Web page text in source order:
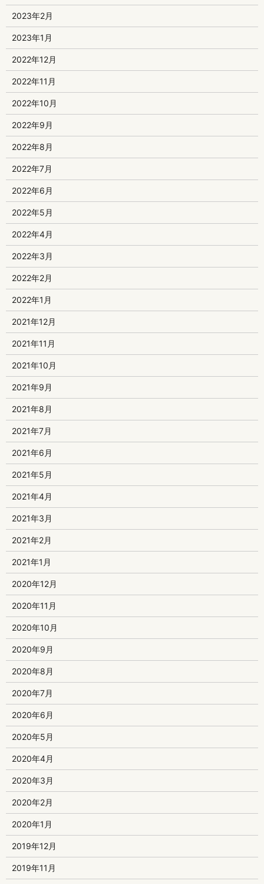
2023年2月
2023年1月
2022年12月
2022年11月
2022年10月
2022年9月
2022年8月
2022年7月
2022年6月
2022年5月
2022年4月
2022年3月
2022年2月
2022年1月
2021年12月
2021年11月
2021年10月
2021年9月
2021年8月
2021年7月
2021年6月
2021年5月
2021年4月
2021年3月
2021年2月
2021年1月
2020年12月
2020年11月
2020年10月
2020年9月
2020年8月
2020年7月
2020年6月
2020年5月
2020年4月
2020年3月
2020年2月
2020年1月
2019年12月
2019年11月